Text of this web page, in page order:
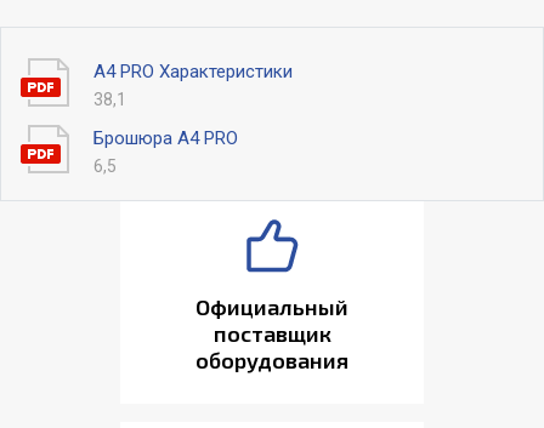
A4 PRO Характеристики
38,1
Брошюра А4 PRO
6,5
Официальный
поставщик
оборудования